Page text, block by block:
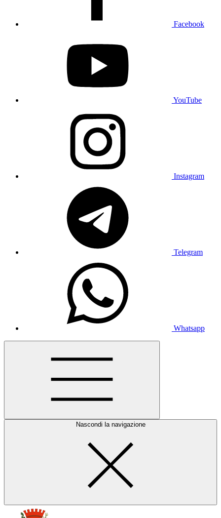
Facebook
YouTube
Instagram
Telegram
Whatsapp
Nascondi la navigazione